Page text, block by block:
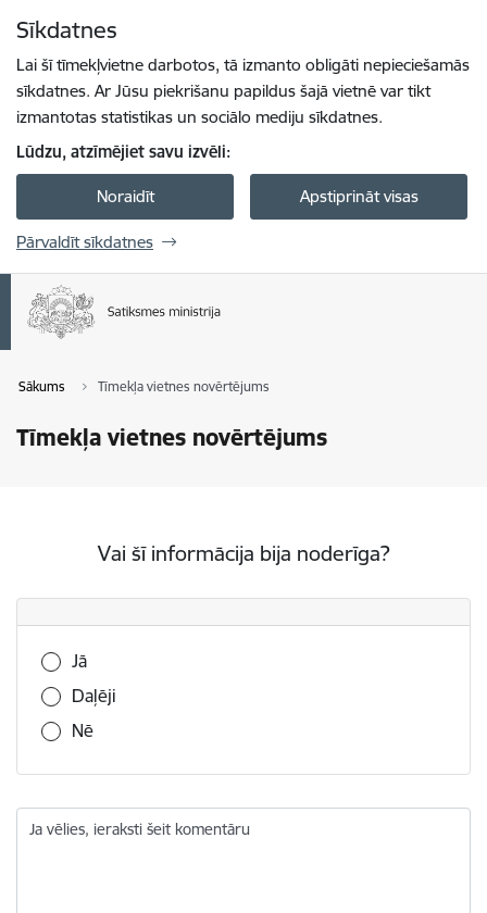
Sīkdatnes
Lai šī tīmekļvietne darbotos, tā izmanto obligāti nepieciešamās
sīkdatnes. Ar Jūsu piekrišanu papildus šajā vietnē var tikt
izmantotas statistikas un sociālo mediju sīkdatnes.
Lūdzu, atzīmējiet savu izvēli:
Noraidīt Apstiprināt visas
Pārvaldīt sīkdatnes
Sākums Tīmekļa vietnes novērtējums
Tīmekļa vietnes novērtējums
Vai šī informācija bija noderīga?
Vai šī informācija bija noderīga?
Jā
Daļēji
Nē
Ja vēlies, ieraksti šeit komentāru